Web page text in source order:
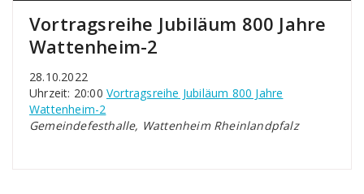
Vortragsreihe Jubiläum 800 Jahre
Wattenheim-2
28.10.2022
Uhrzeit: 20:00 Vortragsreihe Jubiläum 800 Jahre
Wattenheim-2
Gemeindefesthalle, Wattenheim Rheinlandpfalz